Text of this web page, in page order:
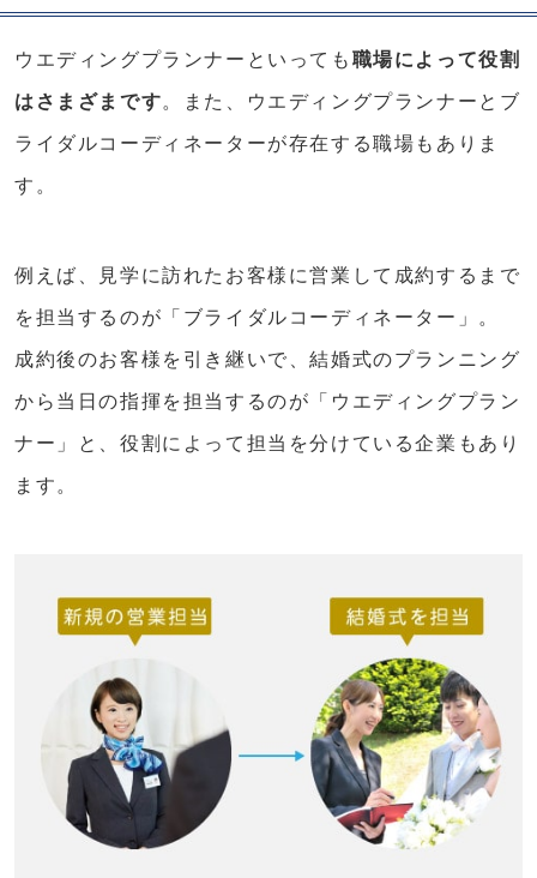
ウエディングプランナーといっても 職場によって役割
はさまざまです。また、ウエディングプランナーとブ
ライダルコーディネーターが存在する職場もありま
す。
例えば、見学に訪れたお客様に営業して成約するまで
を担当するのが「ブライダルコーディネーター」。
成約後のお客様を引き継いで、結婚式のプランニング
から当日の指揮を担当するのが「ウエディングプラン
ナー」と、役割によって担当を分けている企業もあり
ます。